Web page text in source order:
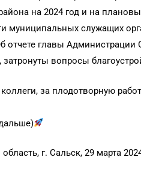
на 2024 год и на
муниципальных служащих
отчете главы Администрации
затронуты вопросы
за плодотворную
г. Сальск, 29 марта